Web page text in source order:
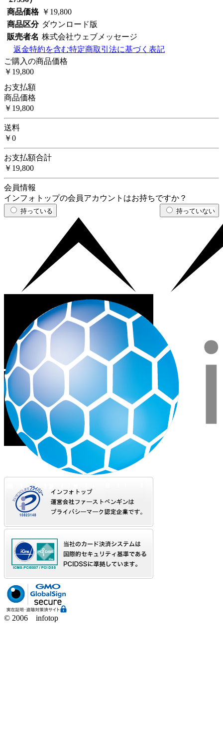
商品価格
￥19,800
商品区分 ダウンロード版
販売者名 株式会社ウェブメッセージ
返金特約を含む特定商取引法に基づく表記
ご購入の商品価格
￥19,800
お支払額
商品価格
￥19,800
送料
￥0
お支払額合計
￥19,800
会員情報
インフォトップの会員アカウントはお持ちですか？
持っている 持っていない
© 2006 infotop